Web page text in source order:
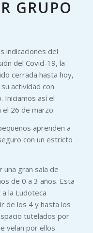
GRUPO
indicaciones del
del Covid-19, la
cerrada hasta hoy,
actividad con
Iniciamos así el
26 de marzo.
aprenden a
con un estricto
una gran sala de
de 0 a 3 años. Esta
la Ludoteca
de los 4 y hasta los
tutelados por
velan por ellos